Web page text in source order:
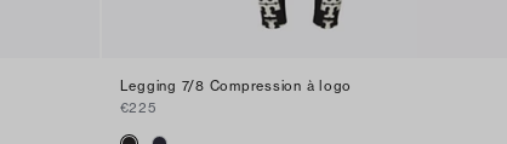
Legging 7/8 Compression à logo
€225